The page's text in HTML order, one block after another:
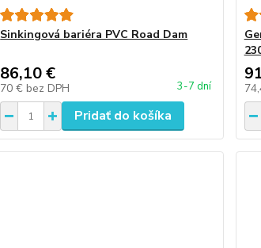
Sinkingová bariéra PVC Road Dam
86,10 €
70 € bez DPH 3-7 dní
Pridať do košíka